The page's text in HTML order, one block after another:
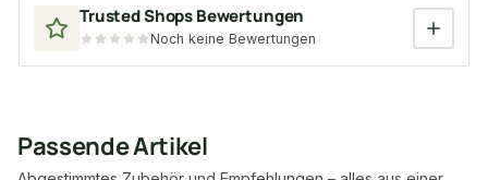
Trusted Shops Bewertungen
Noch keine Bewertungen
Passende Artikel